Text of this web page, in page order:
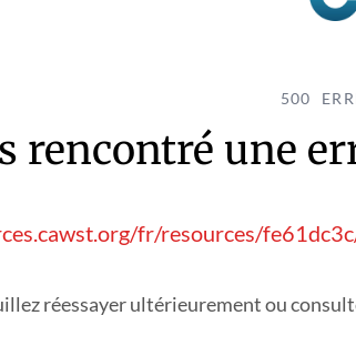
500
rencontré une
fr/resources/
réessayer ultérieurement ou